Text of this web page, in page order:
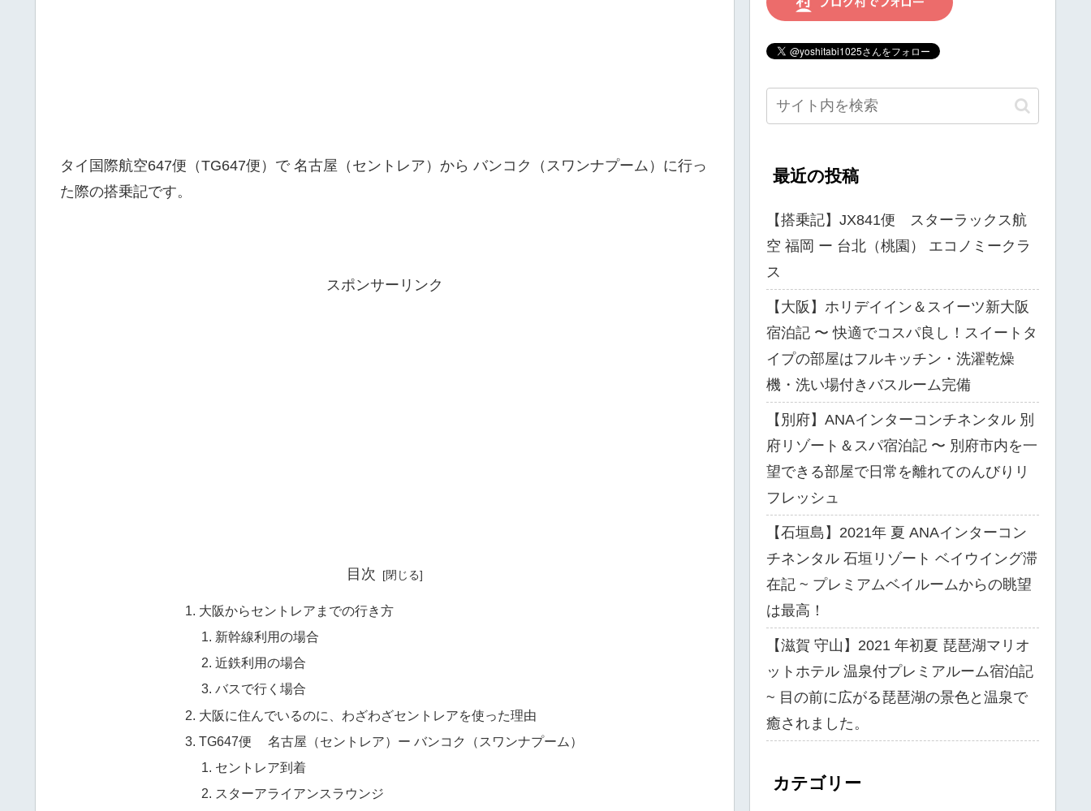
タイ国際航空647便（TG647便）で 名古屋（セントレア）から バンコク（スワンナプーム）に行っ
た際の搭乗記です。
スポンサーリンク
目次
大阪からセントレアまでの行き方
新幹線利用の場合
近鉄利用の場合
バスで行く場合
大阪に住んでいるのに、わざわざセントレアを使った理由
TG647便 名古屋（セントレア）ー バンコク（スワンナプーム）
セントレア到着
スターアライアンスラウンジ
最近の投稿
【搭乗記】JX841便 スターラックス航
空 福岡 ー 台北（桃園） エコノミークラ
ス
【大阪】ホリデイイン＆スイーツ新大阪
宿泊記 〜 快適でコスパ良し！スイートタ
イプの部屋はフルキッチン・洗濯乾燥
機・洗い場付きバスルーム完備
【別府】ANAインターコンチネンタル 別
府リゾート＆スパ宿泊記 〜 別府市内を一
望できる部屋で日常を離れてのんびりリ
フレッシュ
【石垣島】2021年 夏 ANAインターコン
チネンタル 石垣リゾート ベイウイング滞
在記 ~ プレミアムベイルームからの眺望
は最高！
【滋賀 守山】2021 年初夏 琵琶湖マリオ
ットホテル 温泉付プレミアルーム宿泊記
~ 目の前に広がる琵琶湖の景色と温泉で
癒されました。
カテゴリー